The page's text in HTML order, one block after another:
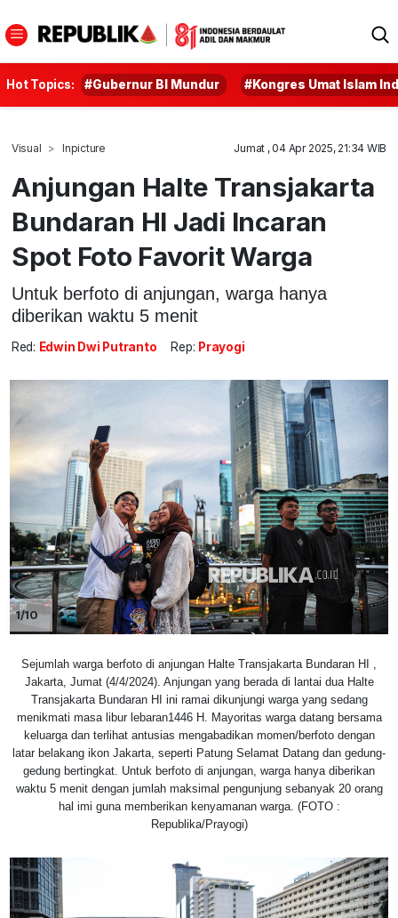
Hot Topics: #Gubernur BI Mundur #Kongres Umat Islam
Visual Inpicture Jumat , 04 Apr 2025, 21:34 WIB
Anjungan Halte Transjakarta
Bundaran HI Jadi Incaran
Spot Foto Favorit Warga
Untuk berfoto di anjungan, warga hanya
diberikan waktu 5 menit
Red: Edwin Dwi Putranto Rep: Prayogi
1/10
Sejumlah warga berfoto di anjungan Halte Transjakarta Bundaran HI ,
Jakarta, Jumat (4/4/2024). Anjungan yang berada di lantai dua Halte
Transjakarta Bundaran HI ini ramai dikunjungi warga yang sedang
menikmati masa libur lebaran1446 H. Mayoritas warga datang bersama
keluarga dan terlihat antusias mengabadikan momen/berfoto dengan
latar belakang ikon Jakarta, seperti Patung Selamat Datang dan gedung-
gedung bertingkat. Untuk berfoto di anjungan, warga hanya diberikan
waktu 5 menit dengan jumlah maksimal pengunjung sebanyak 20 orang
hal imi guna memberikan kenyamanan warga. (FOTO :
Republika/Prayogi)